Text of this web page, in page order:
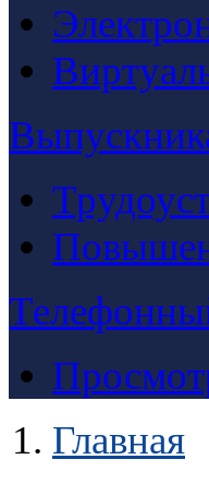
Главная